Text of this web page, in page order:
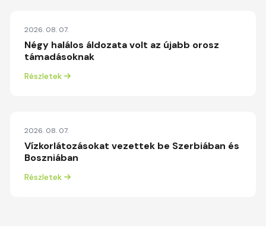
2026. 08. 07.
Négy halálos áldozata volt az újabb orosz
támadásoknak
Részletek
2026. 08. 07.
Vízkorlátozásokat vezettek be Szerbiában és
Boszniában
Részletek